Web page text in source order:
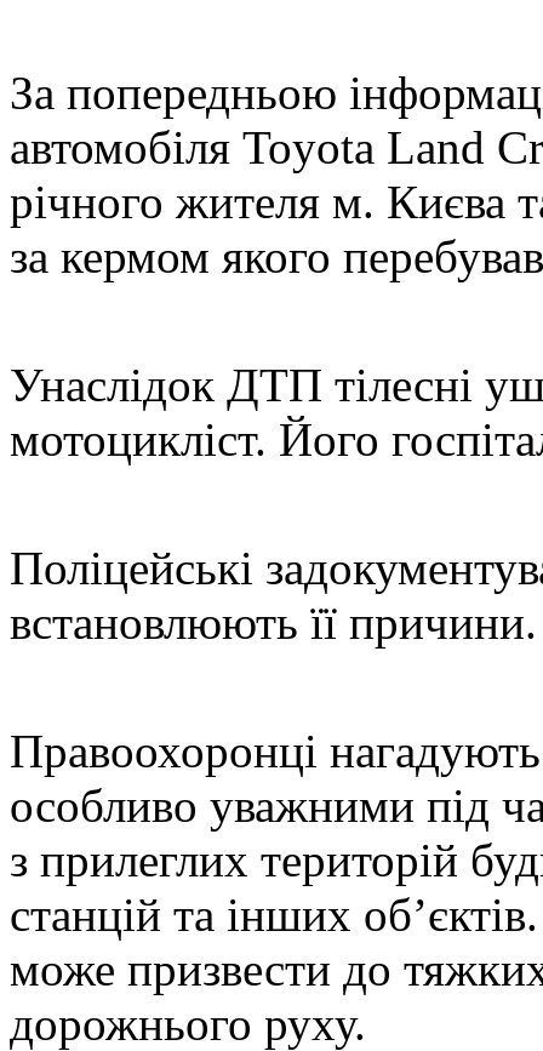
За попередньою
автомобіля Toyota Land
річного жителя м. Києва
за кермом якого
Унаслідок ДТП тілесні
мотоцикліст. Його
Поліцейські
встановлюють її причини.
Правоохоронці
особливо уважними під
з прилеглих територій
станцій та інших
може призвести до тяжких
дорожнього руху.